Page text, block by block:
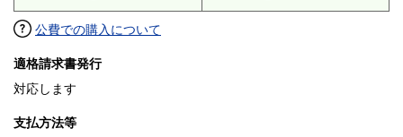
公費での購入について
適格請求書発行
対応します
支払方法等